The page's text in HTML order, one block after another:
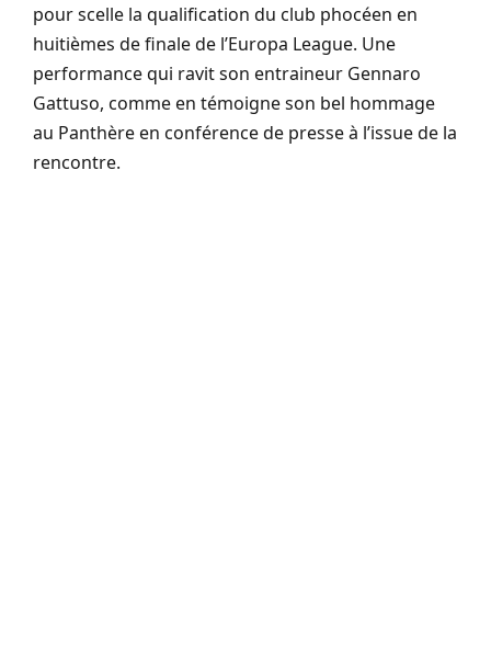
pour scelle la qualification du club phocéen en
huitièmes de finale de l’Europa League. Une
performance qui ravit son entraineur Gennaro
Gattuso, comme en témoigne son bel hommage
au Panthère en conférence de presse à l’issue de la
rencontre.